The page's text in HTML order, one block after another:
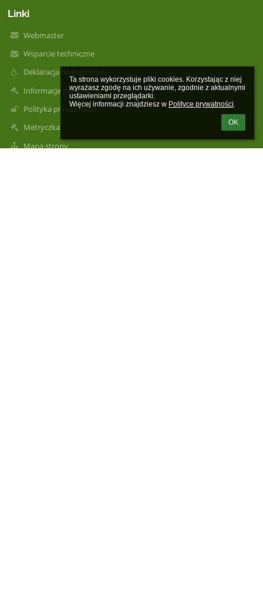
Ta strona wykorzystuje pliki cookies. Korzystając z niej
wyrażasz zgodę na ich używanie, zgodnie z aktualnymi
ustawieniami przeglądarki.
Więcej informacji znajdziesz w Polityce prywatności.
OK
Linki
Webmaster
Wsparcie techniczne
Deklaracja dostępności
Informacje prawne
Polityka prywatności
Metryczka
Mapa strony